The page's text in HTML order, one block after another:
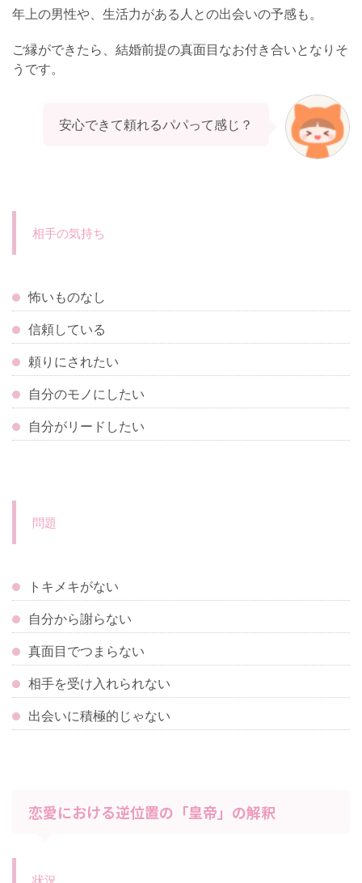
年上の男性や、生活力がある人との出会いの予感も。
ご縁ができたら、結婚前提の真面目なお付き合いとなりそ
うです。
安心できて頼れるパパって感じ？
相手の気持ち
怖いものなし
信頼している
頼りにされたい
自分のモノにしたい
自分がリードしたい
問題
トキメキがない
自分から謝らない
真面目でつまらない
相手を受け入れられない
出会いに積極的じゃない
恋愛における逆位置の「皇帝」の解釈
状況